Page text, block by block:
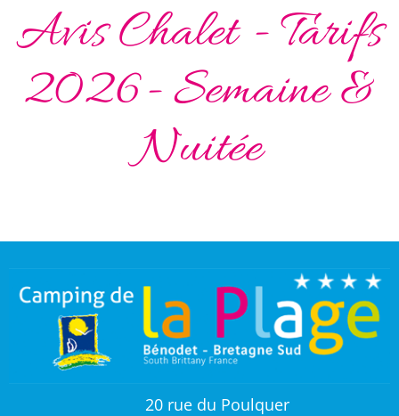
Avis Chalet - Tarifs
2026- Semaine &
Nuitée
20 rue du Poulquer